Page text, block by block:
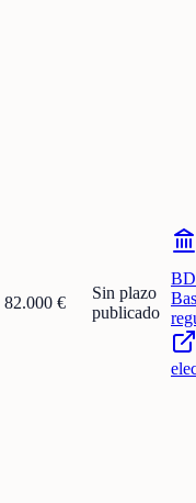
82.000 €
Sin plazo
publicado